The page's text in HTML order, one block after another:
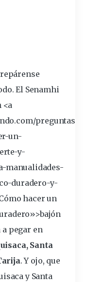
El Senamhi
<a
preguntas-
un-
-y-
manualidades-
duradero-y-
hacer un
bajón
pegar en
Santa
. Y ojo, que
y Santa